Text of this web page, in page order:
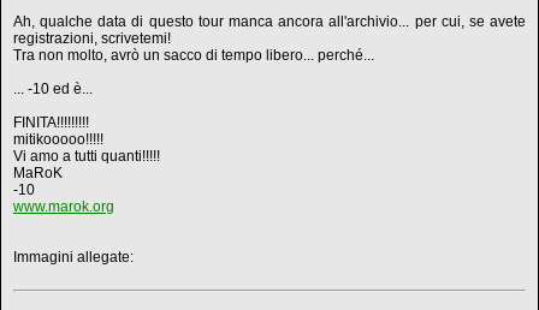
Ah, qualche data di questo tour manca ancora all'archivio... per cui, se avete
registrazioni, scrivetemi!
Tra non molto, avrò un sacco di tempo libero... perché...
... -10 ed è...
FINITA!!!!!!!!!
mitikooooo!!!!!
Vi amo a tutti quanti!!!!!
MaRoK
-10
www.marok.org
Immagini allegate: